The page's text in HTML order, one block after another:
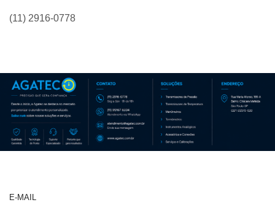
(11) 2916-0778
E-MAIL